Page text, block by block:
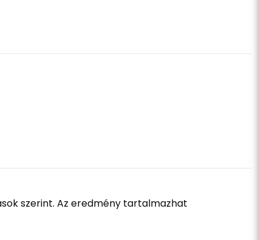
szerint. Az eredmény tartalmazhat